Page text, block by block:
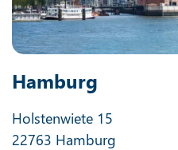
Hamburg
Holstenwiete 15
22763 Hamburg